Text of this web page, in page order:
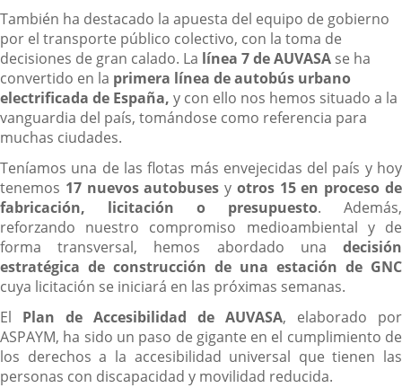
También ha destacado la apuesta del equipo de gobierno
por el transporte público colectivo, con la toma de
decisiones de gran calado. La línea 7 de AUVASA se ha
convertido en la primera línea de autobús urbano
electrificada de España, y con ello nos hemos situado a la
vanguardia del país, tomándose como referencia para
muchas ciudades.
Teníamos una de las flotas más envejecidas del país y hoy
tenemos 17 nuevos autobusesy otros 15 en proceso de
fabricación, licitación o presupuesto. Además,
reforzando nuestro compromiso medioambiental y de
forma transversal, hemos abordado una decisión
estratégica de construcción de una estación de GNC
cuya licitación se iniciará en las próximas semanas.
El Plan de Accesibilidad de AUVASA, elaborado por
ASPAYM, ha sido un paso de gigante en el cumplimiento de
los derechos a la accesibilidad universal que tienen las
personas con discapacidad y movilidad reducida.